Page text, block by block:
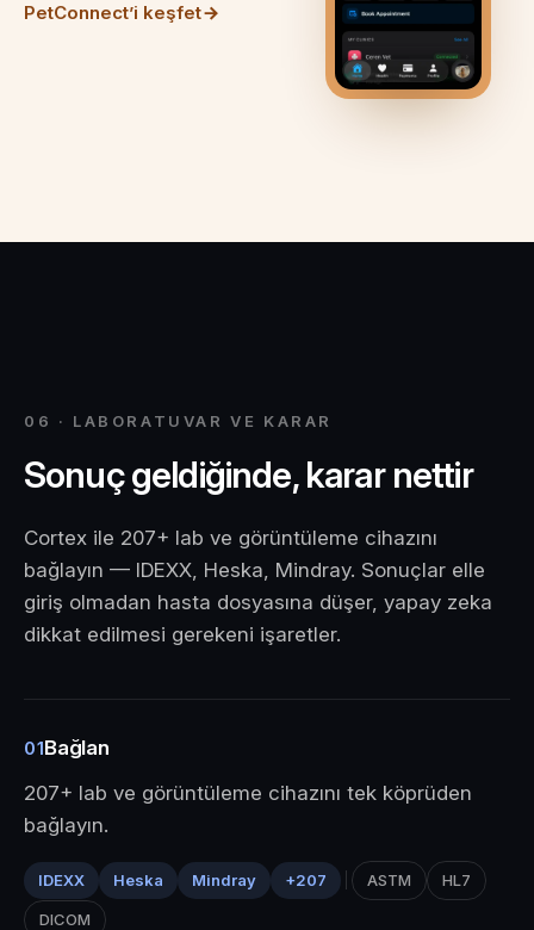
PetConnect’i keşfet
06 · LABORATUVAR VE KARAR
Sonuç geldiğinde, karar nettir
Cortex ile 207+ lab ve görüntüleme cihazını
bağlayın — IDEXX, Heska, Mindray. Sonuçlar elle
giriş olmadan hasta dosyasına düşer, yapay zeka
dikkat edilmesi gerekeni işaretler.
01Bağlan
207+ lab ve görüntüleme cihazını tek köprüden
bağlayın.
IDEXX Heska Mindray +207 ASTM HL7
DICOM